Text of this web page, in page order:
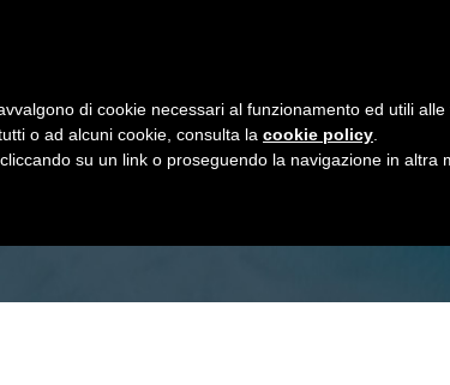
E QUICK VARIO PRO
di cookie necessari al funzionamento ed utili
o ad alcuni cookie, consulta la cookie policy
su un link o proseguendo la navigazione in altra